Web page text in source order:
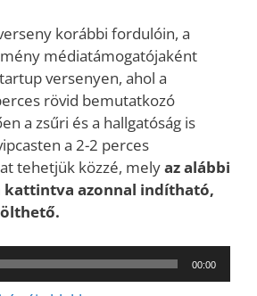
korábbi fordulóin, a
médiatámogatójaként
versenyen, ahol a
rövid bemutatkozó
a zsűri és a hallgatóság is
a 2-2 perces
tehetjük közzé, melyaz alábbi
kattintva azonnal indítható,
00:00